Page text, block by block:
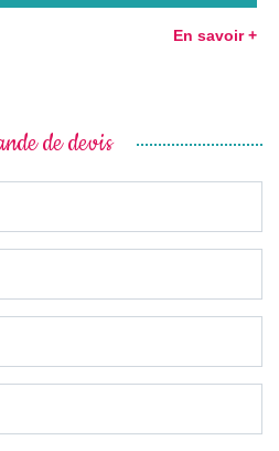
En savoir +
de devis